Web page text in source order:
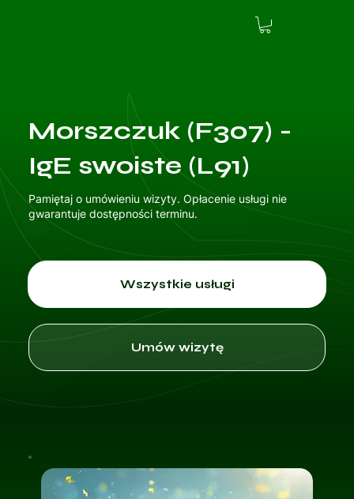
Morszczuk (F307) -
IgE swoiste (L91)
Pamiętaj o umówieniu wizyty. Opłacenie usługi nie
gwarantuje dostępności terminu.
Wszystkie usługi
Umów wizytę